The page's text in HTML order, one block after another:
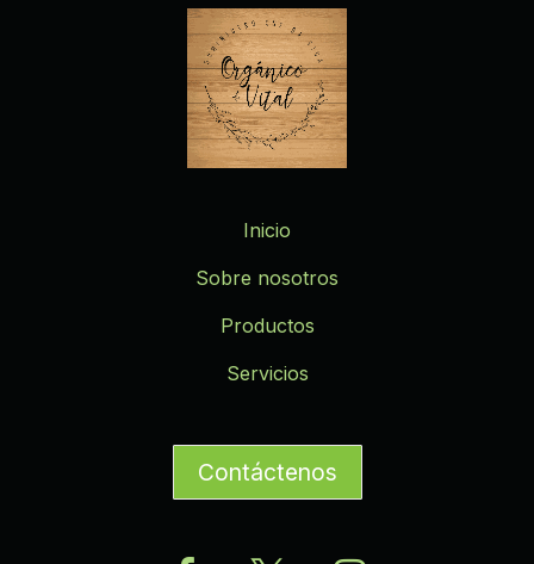
Inicio
Sobre nosotros
Productos
Servicios
Contáctenos